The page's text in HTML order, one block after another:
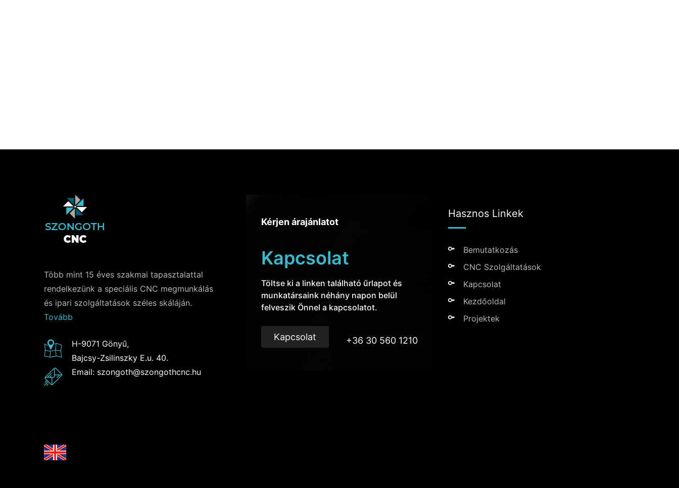
Több mint 15 éves szakmai tapasztalattal
rendelkezünk a speciális CNC megmunkálás
és ipari szolgáltatások széles skáláján.
Tovább
H-9071 Gönyű,
Bajcsy-Zsilinszky E.u. 40.
Email: szongoth@szongothcnc.hu
Kérjen árajánlatot
Kapcsolat
Töltse ki a linken található űrlapot és
munkatársaink néhány napon belül
felveszik Önnel a kapcsolatot.
Kapcsolat +36 30 560 1210
Hasznos Linkek
Bemutatkozás
CNC Szolgáltatások
Kapcsolat
Kezdőoldal
Projektek